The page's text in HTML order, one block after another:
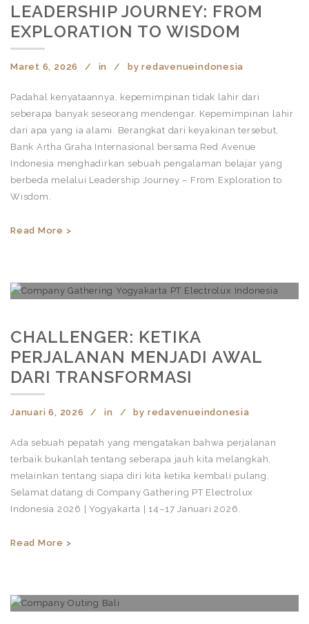
LEADERSHIP JOURNEY: FROM
EXPLORATION TO WISDOM
Maret 6, 2026 in byredavenueindonesia
Padahal kenyataannya, kepemimpinan tidak lahir dari
seberapa banyak seseorang mendengar. Kepemimpinan lahir
dari apa yang ia alami. Berangkat dari keyakinan tersebut,
Bank Artha Graha Internasional bersama Red Avenue
Indonesia menghadirkan sebuah pengalaman belajar yang
berbeda melalui Leadership Journey – From Exploration to
Wisdom.
Read More >
CHALLENGER: KETIKA
PERJALANAN MENJADI AWAL
DARI TRANSFORMASI
Januari 6, 2026 in by redavenueindonesia
Ada sebuah pepatah yang mengatakan bahwa perjalanan
terbaik bukanlah tentang seberapa jauh kita melangkah,
melainkan tentang siapa diri kita ketika kembali pulang.
Selamat datang di Company Gathering PT Electrolux
Indonesia 2026 | Yogyakarta | 14–17 Januari 2026.
Read More >